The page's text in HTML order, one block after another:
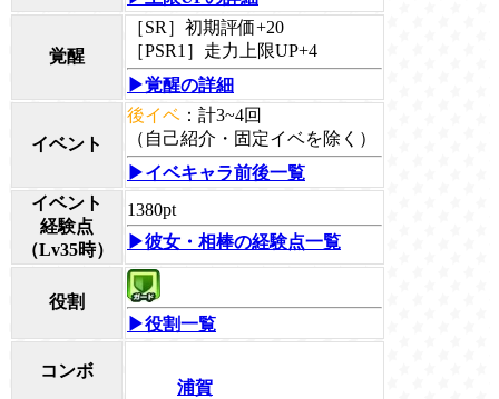
覚醒
［SR］初期評価+20
［PSR1］走力上限UP+4
▶覚醒の詳細
イベント
後イベ ：計3~4回
（自己紹介・固定イベを除く）
▶イベキャラ前後一覧
イベント
経験点
（Lv35時）
1380pt
▶彼女・相棒の経験点一覧
役割
▶役割一覧
コンボ
浦賀